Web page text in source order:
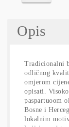
Opis
Tradicionalni
odličnog
omjerom
opisati.
paspartuoom
Bosne i
lokalnim